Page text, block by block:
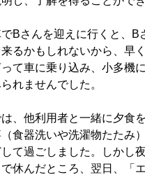
Bさんを迎えに行くと、B
るかもしれないから、早
て車に乗り込み、小多機
れませんでした。
、他利用者と一緒に夕食
食器洗いや洗濯物たたみ
て過ごしました。しかし
で休んだところ、翌日、「